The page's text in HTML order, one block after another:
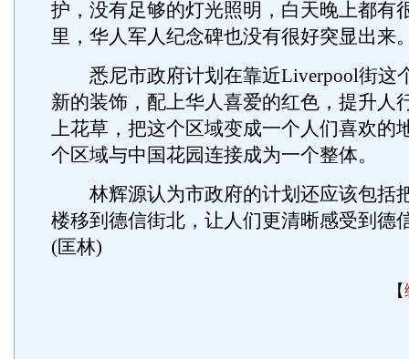
护，没有足够的灯光照明，白天晚上都有
里，华人军人纪念碑也没有很好突显出来
悉尼市政府计划在靠近Liverpool街这
新的装饰，配上华人喜爱的红色，提升人
上花草，把这个区域变成一个人们喜欢的
个区域与中国花园连接成为一个整体。
林辉源认为市政府的计划还应该包括
楼移到德信街北，让人们更清晰感受到德
(匡林)
【